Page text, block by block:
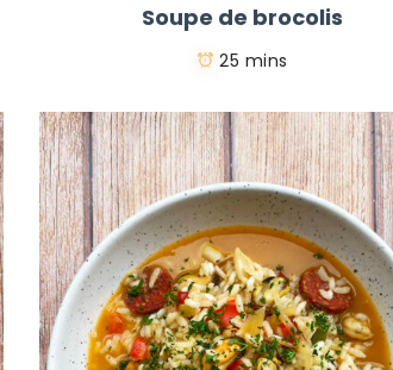
Soupe de brocolis
25 mins